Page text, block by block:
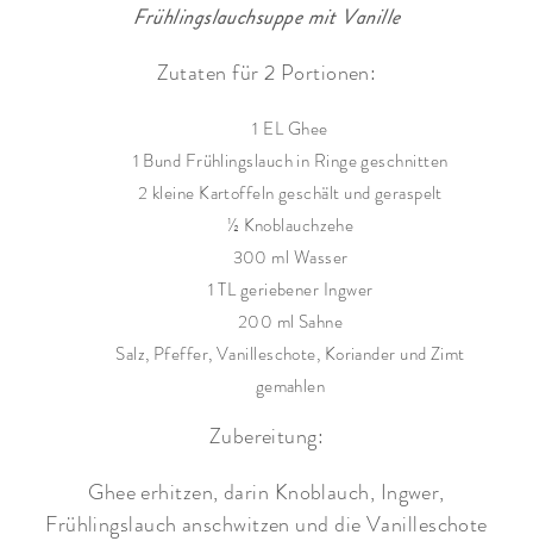
Frühlingslauchsuppe mit Vanille
Zutaten für 2 Portionen:
1 EL Ghee
1 Bund Frühlingslauch in Ringe geschnitten
2 kleine Kartoffeln geschält und geraspelt
½ Knoblauchzehe
300 ml Wasser
1 TL geriebener Ingwer
200 ml Sahne
Salz, Pfeffer, Vanilleschote, Koriander und Zimt
gemahlen
Zubereitung:
Ghee erhitzen, darin Knoblauch, Ingwer,
Frühlingslauch anschwitzen und die Vanilleschote